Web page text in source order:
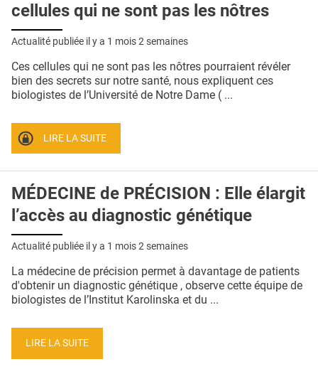
cellules qui ne sont pas les nôtres
Actualité publiée il y a 1 mois 2 semaines
Ces cellules qui ne sont pas les nôtres pourraient révéler
bien des secrets sur notre santé, nous expliquent ces
biologistes de l’Université de Notre Dame ( ...
LIRE LA SUITE
MÉDECINE de PRÉCISION : Elle élargit
l’accès au diagnostic génétique
Actualité publiée il y a 1 mois 2 semaines
La médecine de précision permet à davantage de patients
d'obtenir un diagnostic génétique , observe cette équipe de
biologistes de l’Institut Karolinska et du ...
LIRE LA SUITE